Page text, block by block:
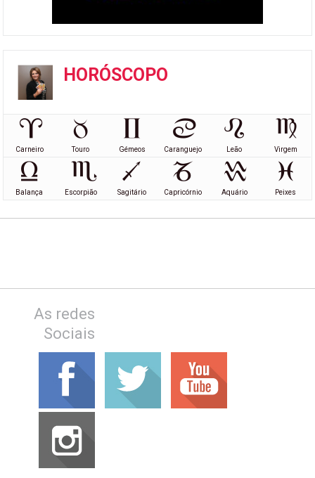
HORÓSCOPO
Carneiro Touro Gémeos Caranguejo Leão Virgem
Balança Escorpião Sagitário Capricórnio Aquário Peixes
As redes
Sociais